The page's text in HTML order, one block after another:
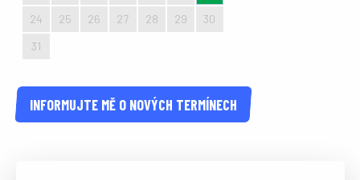
24
25 26 27 28 29
30
31
INFORMUJTE MĚ O NOVÝCH TERMÍNECH